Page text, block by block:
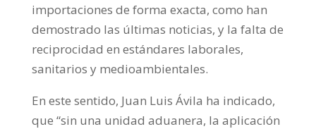
importaciones de forma exacta, como han
demostrado las últimas noticias, y la falta de
reciprocidad en estándares laborales,
sanitarios y medioambientales.
En este sentido, Juan Luis Ávila ha indicado,
que “sin una unidad aduanera, la aplicación